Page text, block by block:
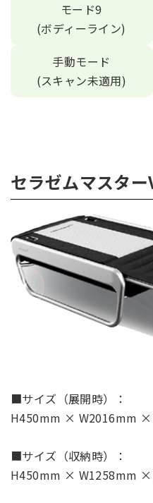
モード9
(ボディーライン)
手動モード
(スキャン未適用)
セラゼムマスター
■サイズ（展開時）：
H450mm × W2016mm ×
■サイズ（収納時）：
H450mm × W1258mm ×